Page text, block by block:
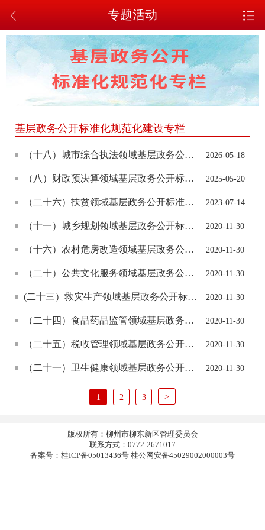
专题活动
基层政务公开标准化规范化建设专栏
2026-05-18
（十八）城市综合执法领域基层政务公开标准目录
2025-05-20
（八）财政预决算领域基层政务公开标准目录
2023-07-14
（二十六）扶贫领域基层政务公开标准目录
2020-11-30
（十一）城乡规划领域基层政务公开标准目录
2020-11-30
（十六）农村危房改造领域基层政务公开标准目录
2020-11-30
（二十）公共文化服务领域基层政务公开标准目录
2020-11-30
(二十三）救灾生产领域基层政务公开标准目录
2020-11-30
（二十四）食品药品监管领域基层政务公开标准目录
2020-11-30
（二十五）税收管理领域基层政务公开标准目录
2020-11-30
（二十一）卫生健康领域基层政务公开标准目录
1 2 3 >
版权所有：柳州市柳东新区管理委员会
联系方式：0772-2671017
备案号：桂ICP备05013436号 桂公网安备45029002000003号